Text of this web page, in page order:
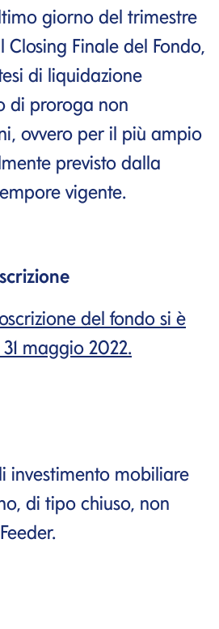
giorno del trimestre
Closing Finale del Fondo,
di liquidazione
di proroga non
ovvero per il più ampio
previsto dalla
vigente.
del fondo si è
maggio 2022.
investimento mobiliare
di tipo chiuso, non